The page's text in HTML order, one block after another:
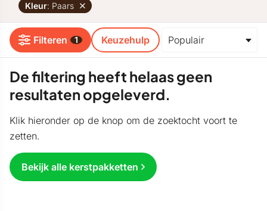
Kleur: Paars
Filteren 1 Keuzehulp
De filtering heeft helaas geen
resultaten opgeleverd.
Klik hieronder op de knop om de zoektocht voort te
zetten.
Bekijk alle kerstpakketten